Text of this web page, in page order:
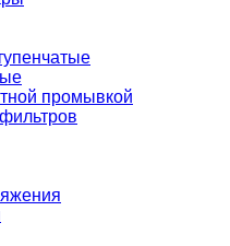
промывкой